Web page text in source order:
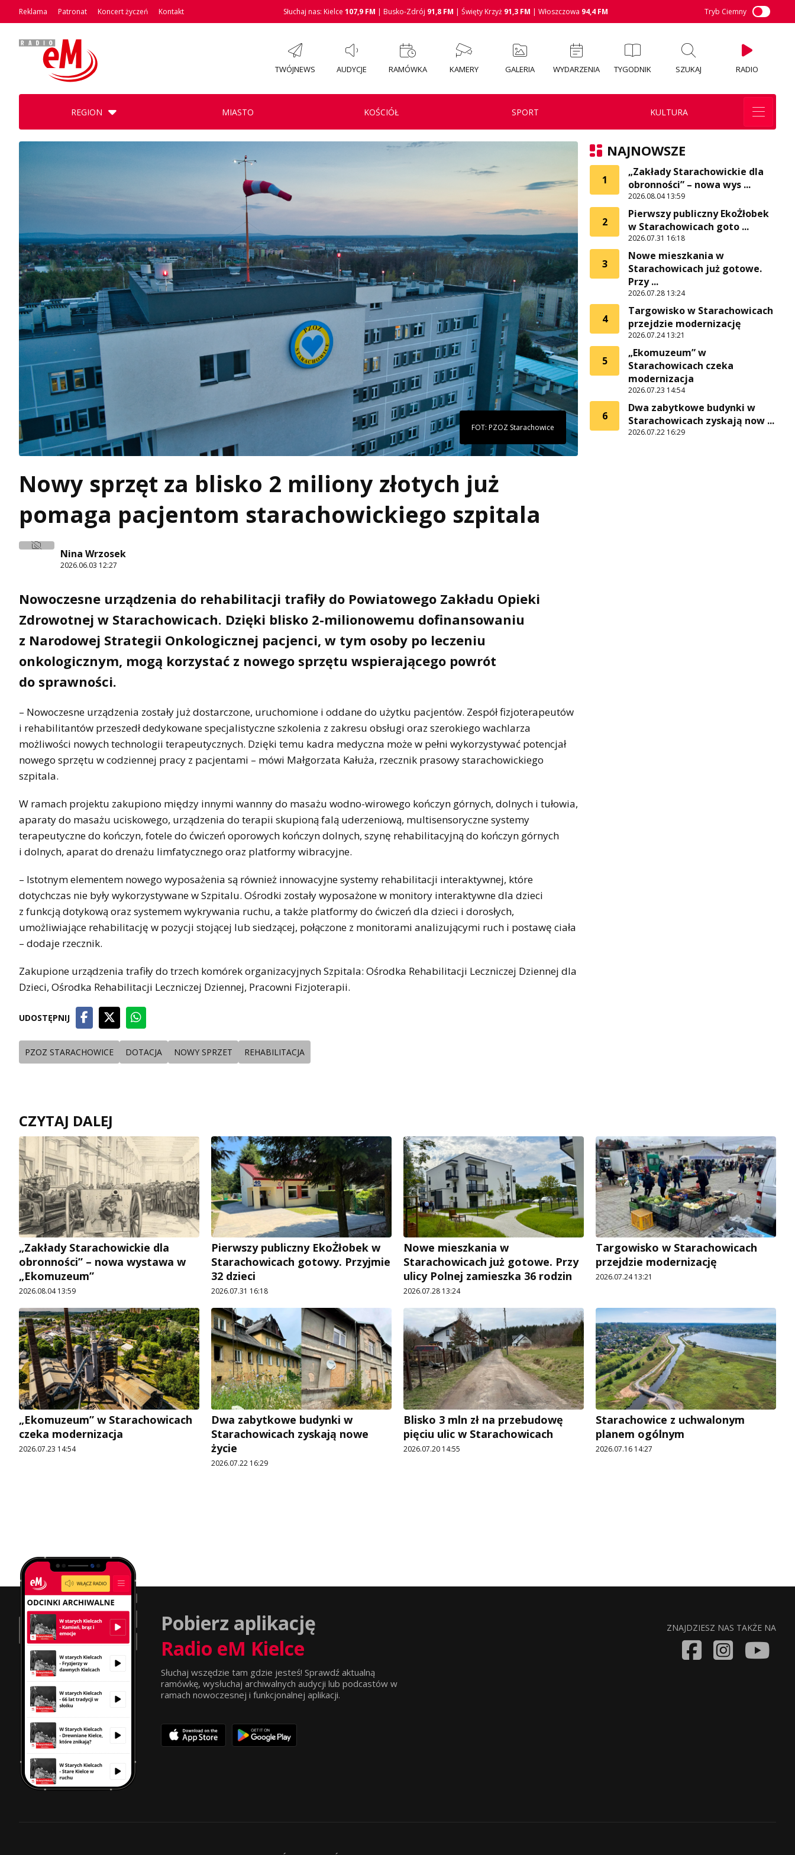
Reklama Patronat Koncert życzeń Kontakt Słuchaj nas: Kielce 107,9 FM | Busko-Zdrój 91,8 FM | Święty Krzyż 91,3 FM | Włoszczowa 94,4 FM Tryb Ciemny
TWÓJNEWS AUDYCJE RAMÓWKA KAMERY GALERIA WYDARZENIA TYGODNIK SZUKAJ RADIO
REGION MIASTO KOŚCIÓŁ SPORT KULTURA
FOT: PZOZ Starachowice
Nowy sprzęt za blisko 2 miliony złotych już
pomaga pacjentom starachowickiego szpitala
Nina Wrzosek
2026.06.03 12:27
Nowoczesne urządzenia do rehabilitacji trafiły do Powiatowego Zakładu Opieki
Zdrowotnej w Starachowicach. Dzięki blisko 2-milionowemu dofinansowaniu
z Narodowej Strategii Onkologicznej pacjenci, w tym osoby po leczeniu
onkologicznym, mogą korzystać z nowego sprzętu wspierającego powrót
do sprawności.
– Nowoczesne urządzenia zostały już dostarczone, uruchomione i oddane do użytku pacjentów. Zespół fizjoterapeutów
i rehabilitantów przeszedł dedykowane specjalistyczne szkolenia z zakresu obsługi oraz szerokiego wachlarza
możliwości nowych technologii terapeutycznych. Dzięki temu kadra medyczna może w pełni wykorzystywać potencjał
nowego sprzętu w codziennej pracy z pacjentami – mówi Małgorzata Kałuża, rzecznik prasowy starachowickiego
szpitala.
W ramach projektu zakupiono między innymi wannny do masażu wodno-wirowego kończyn górnych, dolnych i tułowia,
aparaty do masażu uciskowego, urządzenia do terapii skupioną falą uderzeniową, multisensoryczne systemy
terapeutyczne do kończyn, fotele do ćwiczeń oporowych kończyn dolnych, szynę rehabilitacyjną do kończyn górnych
i dolnych, aparat do drenażu limfatycznego oraz platformy wibracyjne.
– Istotnym elementem nowego wyposażenia są również innowacyjne systemy rehabilitacji interaktywnej, które
dotychczas nie były wykorzystywane w Szpitalu. Ośrodki zostały wyposażone w monitory interaktywne dla dzieci
z funkcją dotykową oraz systemem wykrywania ruchu, a także platformy do ćwiczeń dla dzieci i dorosłych,
umożliwiające rehabilitację w pozycji stojącej lub siedzącej, połączone z monitorami analizującymi ruch i postawę ciała
– dodaje rzecznik.
Zakupione urządzenia trafiły do trzech komórek organizacyjnych Szpitala: Ośrodka Rehabilitacji Leczniczej Dziennej dla
Dzieci, Ośrodka Rehabilitacji Leczniczej Dziennej, Pracowni Fizjoterapii.
UDOSTĘPNIJ
PZOZ STARACHOWICE DOTACJA NOWY SPRZET REHABILITACJA
NAJNOWSZE
1
„Zakłady Starachowickie dla
obronności” – nowa wys ...
2026.08.04 13:59
2
Pierwszy publiczny EkoŻłobek
w Starachowicach goto ...
2026.07.31 16:18
3
Nowe mieszkania w
Starachowicach już gotowe.
Przy ...
2026.07.28 13:24
4
Targowisko w Starachowicach
przejdzie modernizację
2026.07.24 13:21
5
„Ekomuzeum” w
Starachowicach czeka
modernizacja
2026.07.23 14:54
6
Dwa zabytkowe budynki w
Starachowicach zyskają now ...
2026.07.22 16:29
CZYTAJ DALEJ
„Zakłady Starachowickie dla
obronności” – nowa wystawa w
„Ekomuzeum”
2026.08.04 13:59
Pierwszy publiczny EkoŻłobek w
Starachowicach gotowy. Przyjmie
32 dzieci
2026.07.31 16:18
Nowe mieszkania w
Starachowicach już gotowe. Przy
ulicy Polnej zamieszka 36 rodzin
2026.07.28 13:24
Targowisko w Starachowicach
przejdzie modernizację
2026.07.24 13:21
„Ekomuzeum” w Starachowicach
czeka modernizacja
2026.07.23 14:54
Dwa zabytkowe budynki w
Starachowicach zyskają nowe
życie
2026.07.22 16:29
Blisko 3 mln zł na przebudowę
pięciu ulic w Starachowicach
2026.07.20 14:55
Starachowice z uchwalonym
planem ogólnym
2026.07.16 14:27
Pobierz aplikację
Radio eM Kielce
Słuchaj wszędzie tam gdzie jesteś! Sprawdź aktualną
ramówkę, wysłuchaj archiwalnych audycji lub podcastów w
ramach nowoczesnej i funkcjonalnej aplikacji.
ZNAJDZIESZ NAS TAKŻE NA